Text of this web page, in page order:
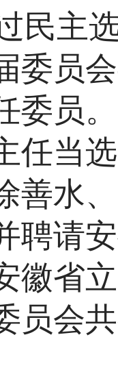
民主
委员
委员
任当
善水
聘请
徽省
员会